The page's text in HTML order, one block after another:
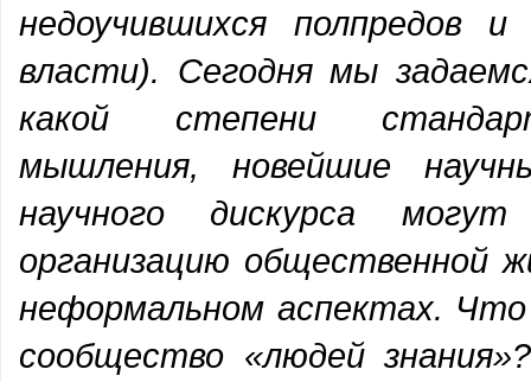
недоучившихся полпредов и
власти). Сегодня мы
какой степени
мышления, новейшие
научного дискурса
организацию общественной
неформальном аспектах.
сообщество «людей